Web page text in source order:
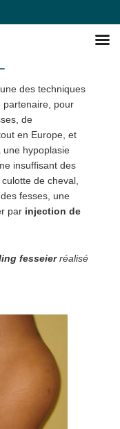
: UN
des techniques
partenaire, pour
de
en Europe, et
une hypoplasie
insuffisant des
de cheval,
fesses, une
par injection de
fesseierréalisé